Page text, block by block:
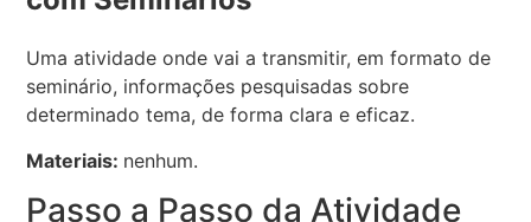
Uma atividade onde vai a transmitir, em formato de
seminário, informações pesquisadas sobre
determinado tema, de forma clara e eficaz.
Materiais: nenhum.
Passo a Passo da Atividade